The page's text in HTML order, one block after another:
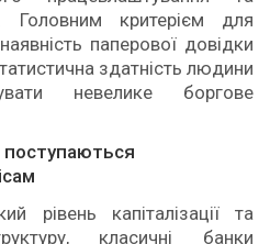
Головним критерієм для
паперової довідки
здатність людини
невелике боргове
поступаються
рівень капіталізації та
класичні банки